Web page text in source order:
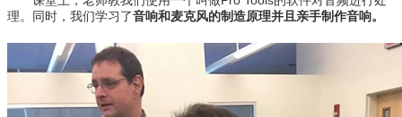
理。同时，我们学习了音响和麦克风的制造原理并且亲手制作音响。